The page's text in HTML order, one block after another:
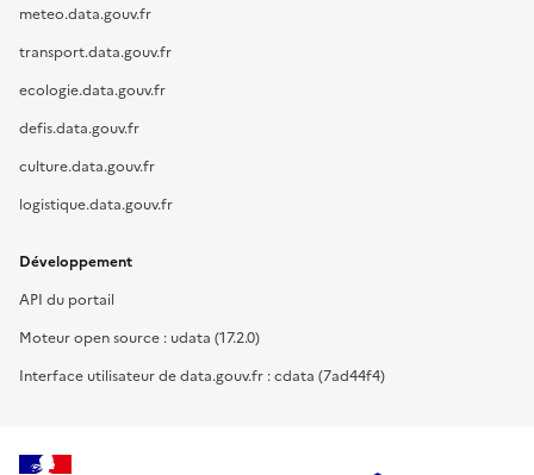
meteo.data.gouv.fr
transport.data.gouv.fr
ecologie.data.gouv.fr
defis.data.gouv.fr
culture.data.gouv.fr
logistique.data.gouv.fr
Développement
API du portail
Moteur open source : udata (17.2.0)
Interface utilisateur de data.gouv.fr : cdata (7ad44f4)